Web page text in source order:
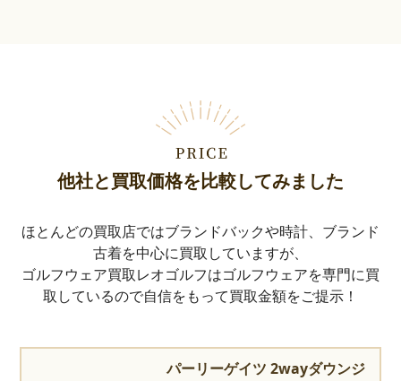
他社と買取価格を比較してみました
ほとんどの買取店ではブランドバックや時計、ブランド
古着を中心に買取していますが、
ゴルフウェア買取レオゴルフはゴルフウェアを専門に買
取しているので自信をもって買取金額をご提示！
パーリーゲイツ 2wayダウンジ